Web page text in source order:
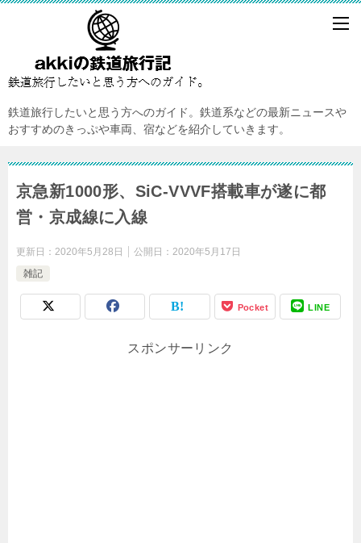
鉄道旅行したいと思う方へのガイド。鉄道系などの最新ニュースや
おすすめのきっぷや車両、宿などを紹介していきます。
京急新1000形、SiC-VVVF搭載車が遂に都
営・京成線に入線
更新日： 2020年5月28日 公開日： 2020年5月17日
雑記
Pocket LINE
スポンサーリンク